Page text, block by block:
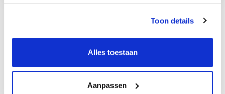
Toon details
Alles toestaan
Aanpassen
Weitere Mitarbeiter